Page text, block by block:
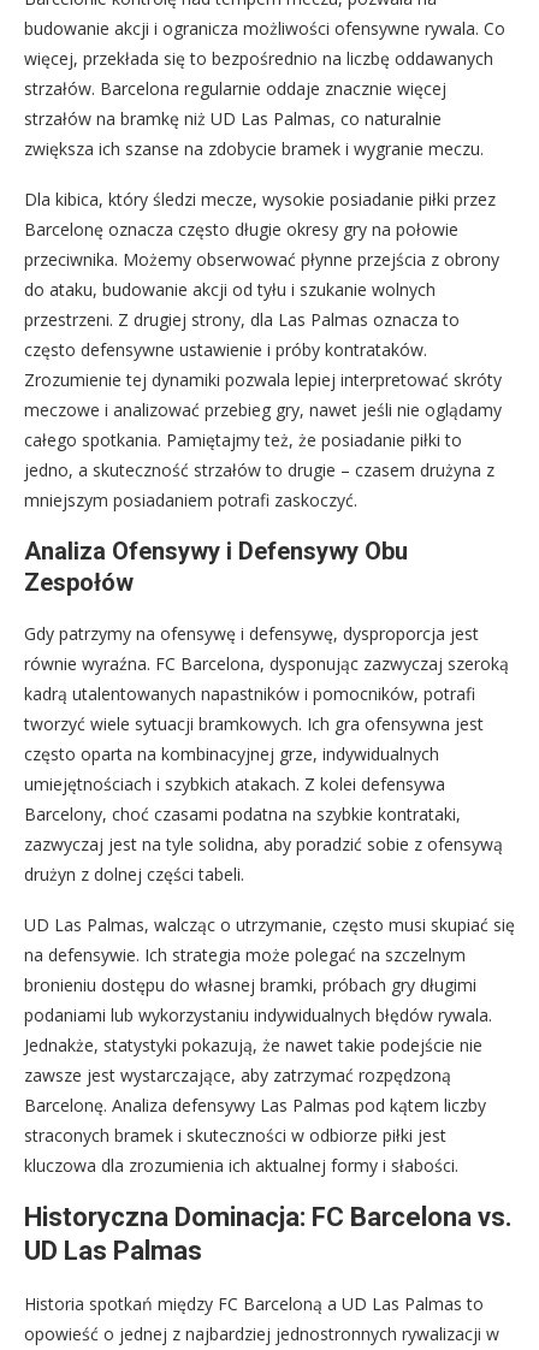
budowanie akcji i ogranicza możliwości ofensywne rywala. Co
więcej, przekłada się to bezpośrednio na liczbę oddawanych
strzałów. Barcelona regularnie oddaje znacznie więcej
strzałów na bramkę niż UD Las Palmas, co naturalnie
zwiększa ich szanse na zdobycie bramek i wygranie meczu.
Dla kibica, który śledzi mecze, wysokie posiadanie piłki przez
Barcelonę oznacza często długie okresy gry na połowie
przeciwnika. Możemy obserwować płynne przejścia z obrony
do ataku, budowanie akcji od tyłu i szukanie wolnych
przestrzeni. Z drugiej strony, dla Las Palmas oznacza to
często defensywne ustawienie i próby kontrataków.
Zrozumienie tej dynamiki pozwala lepiej interpretować skróty
meczowe i analizować przebieg gry, nawet jeśli nie oglądamy
całego spotkania. Pamiętajmy też, że posiadanie piłki to
jedno, a skuteczność strzałów to drugie – czasem drużyna z
mniejszym posiadaniem potrafi zaskoczyć.
Analiza Ofensywy i Defensywy Obu
Zespołów
Gdy patrzymy na ofensywę i defensywę, dysproporcja jest
równie wyraźna. FC Barcelona, dysponując zazwyczaj szeroką
kadrą utalentowanych napastników i pomocników, potrafi
tworzyć wiele sytuacji bramkowych. Ich gra ofensywna jest
często oparta na kombinacyjnej grze, indywidualnych
umiejętnościach i szybkich atakach. Z kolei defensywa
Barcelony, choć czasami podatna na szybkie kontrataki,
zazwyczaj jest na tyle solidna, aby poradzić sobie z ofensywą
drużyn z dolnej części tabeli.
UD Las Palmas, walcząc o utrzymanie, często musi skupiać się
na defensywie. Ich strategia może polegać na szczelnym
bronieniu dostępu do własnej bramki, próbach gry długimi
podaniami lub wykorzystaniu indywidualnych błędów rywala.
Jednakże, statystyki pokazują, że nawet takie podejście nie
zawsze jest wystarczające, aby zatrzymać rozpędzoną
Barcelonę. Analiza defensywy Las Palmas pod kątem liczby
straconych bramek i skuteczności w odbiorze piłki jest
kluczowa dla zrozumienia ich aktualnej formy i słabości.
Historyczna Dominacja: FC Barcelona vs.
UD Las Palmas
Historia spotkań między FC Barceloną a UD Las Palmas to
opowieść o jednej z najbardziej jednostronnych rywalizacji w